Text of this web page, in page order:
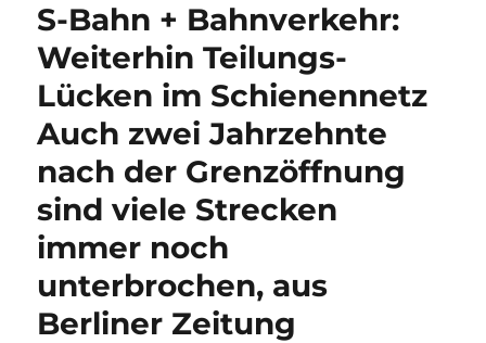
S-Bahn + Bahnverkehr:
Weiterhin Teilungs-
Lücken im Schienennetz
Auch zwei Jahrzehnte
nach der Grenzöffnung
sind viele Strecken
immer noch
unterbrochen, aus
Berliner Zeitung